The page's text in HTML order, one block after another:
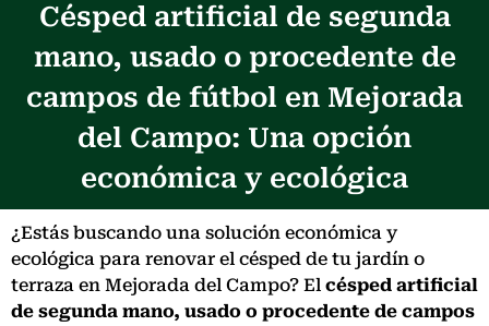
Césped artificial de segunda
mano, usado o procedente de
campos de fútbol en Mejorada
del Campo: Una opción
económica y ecológica
¿Estás buscando una solución económica y
ecológica para renovar el césped de tu jardín o
terraza en Mejorada del Campo? El césped artificial
de segunda mano, usado o procedente de campos